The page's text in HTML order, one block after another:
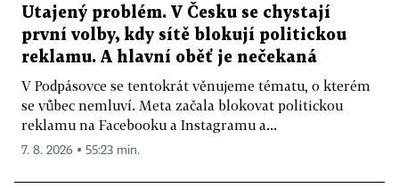
Utajený problém. V Česku se chystají
první volby, kdy sítě blokují politickou
reklamu. A hlavní oběť je nečekaná
V Podpásovce se tentokrát věnujeme tématu, o kterém
se vůbec nemluví. Meta začala blokovat politickou
reklamu na Facebooku a Instagramu a...
7. 8. 2026 ▪ 55:23 min.